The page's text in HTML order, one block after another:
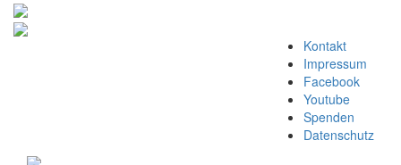
Kontakt
Impressum
Facebook
Youtube
Spenden
Datenschutz